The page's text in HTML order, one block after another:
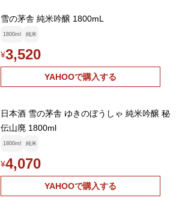
雪の茅舎 純米吟醸 1800mL
1800ml 純米
¥3,520
YAHOOで購入する
日本酒 雪の茅舎 ゆきのぼうしゃ 純米吟醸 秘
伝山廃 1800ml
1800ml 純米
¥4,070
YAHOOで購入する